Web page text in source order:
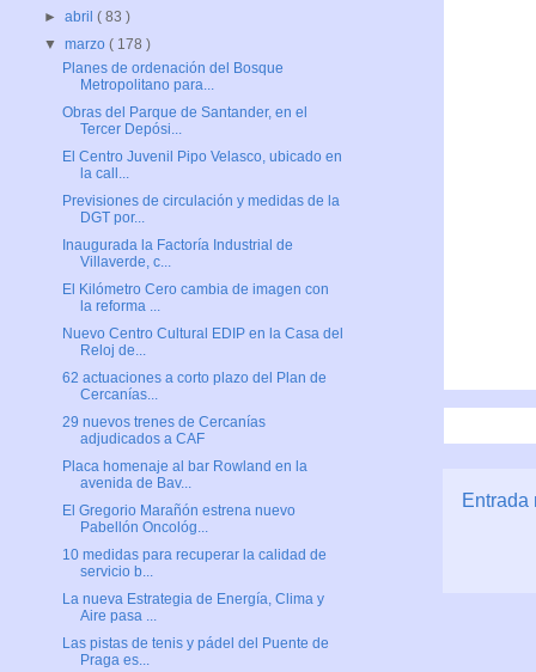
Entrada
►abril( 83 )
▼marzo( 178 )
Planes de ordenación del Bosque
Metropolitano para...
Obras del Parque de Santander, en el
Tercer Depósi...
El Centro Juvenil Pipo Velasco, ubicado en
la call...
Previsiones de circulación y medidas de la
DGT por...
Inaugurada la Factoría Industrial de
Villaverde, c...
El Kilómetro Cero cambia de imagen con
la reforma ...
Nuevo Centro Cultural EDIP en la Casa del
Reloj de...
62 actuaciones a corto plazo del Plan de
Cercanías...
29 nuevos trenes de Cercanías
adjudicados a CAF
Placa homenaje al bar Rowland en la
avenida de Bav...
El Gregorio Marañón estrena nuevo
Pabellón Oncológ...
10 medidas para recuperar la calidad de
servicio b...
La nueva Estrategia de Energía, Clima y
Aire pasa ...
Las pistas de tenis y pádel del Puente de
Praga es...